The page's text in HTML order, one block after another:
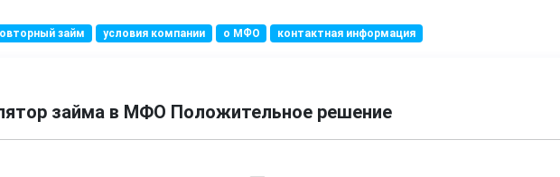
займ условия компании о МФО контактная информация
займа в МФО Положительное решение